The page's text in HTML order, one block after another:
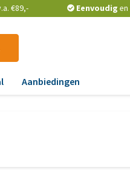
€89,- Eenvoudig en
Aanbiedingen